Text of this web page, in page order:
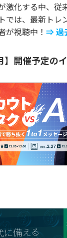
激化する中、従
では、最新ト
が視聴中！ ⇒ 過
】開催予定の